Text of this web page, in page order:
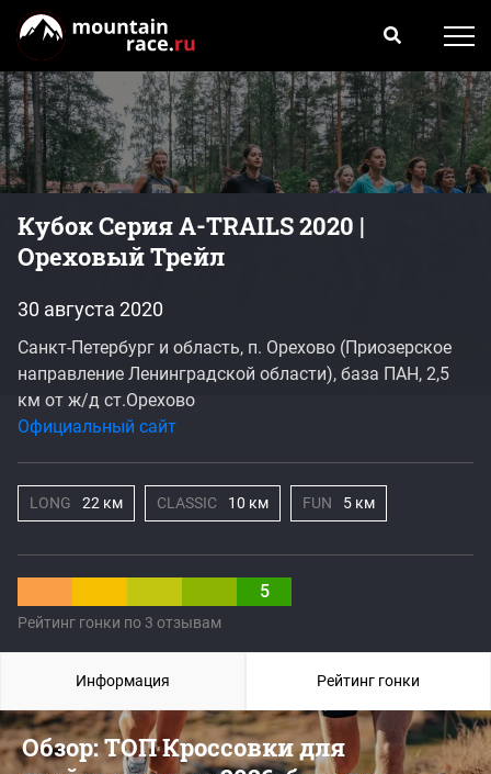
Кубок Серия A-TRAILS 2020 |
Ореховый Трейл
5
Рейтинг гонки по 3 отзывам
30 августа 2020
Санкт-Петербург и область, п. Орехово (Приозерское
направление Ленинградской области), база ПАН, 2,5
км от ж/д ст.Орехово
Официальный сайт
LONG 22 км CLASSIC 10 км FUN 5 км
Обзор: ТОП Кроссовки для
Информация Рейтинг гонки